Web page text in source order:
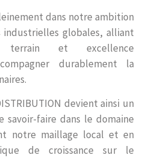
dans notre ambition
globales, alliant
terrain et excellence
durablement la
devient ainsi un
faire dans le domaine
notre maillage local et en
de croissance sur le